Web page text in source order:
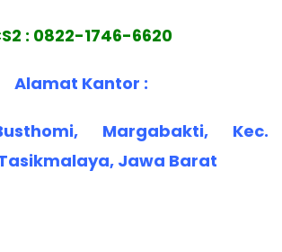
: 0822-1746-6620
Alamat Kantor :
Margabakti, Kec.
Jawa Barat